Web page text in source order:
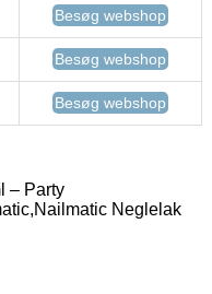
Besøg webshop
Besøg webshop
Besøg webshop
– Party
Neglelak